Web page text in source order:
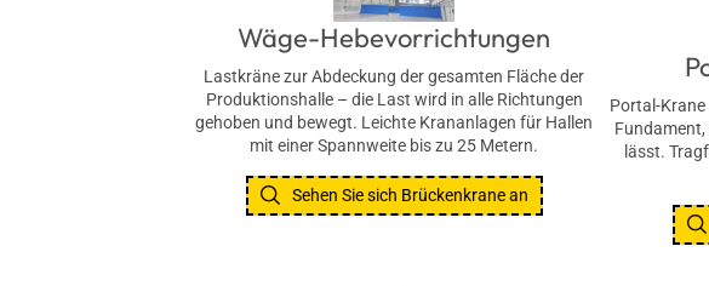
Wäge-Hebevorrichtungen
Lastkräne zur Abdeckung der gesamten Fläche der
Produktionshalle – die Last wird in alle Richtungen
gehoben und bewegt. Leichte Krananlagen für Hallen
mit einer Spannweite bis zu 25 Metern.
Sehen Sie sich Brückenkrane an
Portal-
lässt.